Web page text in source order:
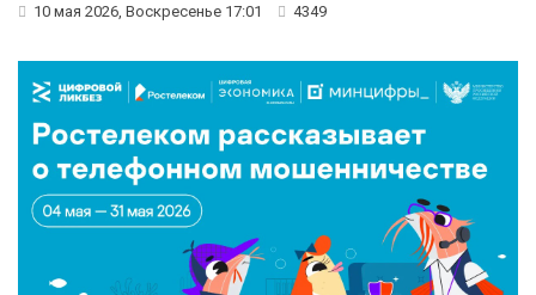
10 мая 2026, Воскресенье 17:01 4349